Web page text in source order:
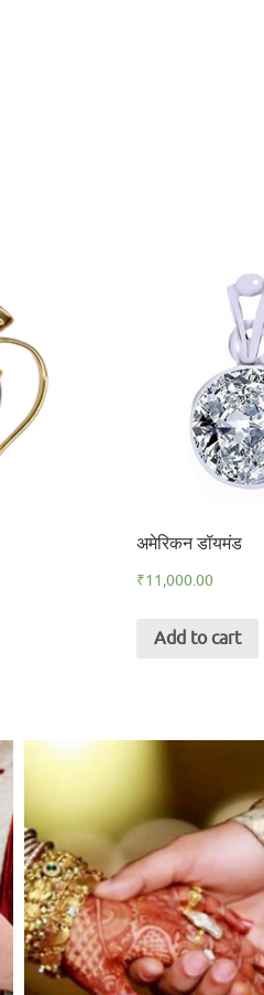
अमेरिकन डॉयमंड
₹11,000.00
Add to cart